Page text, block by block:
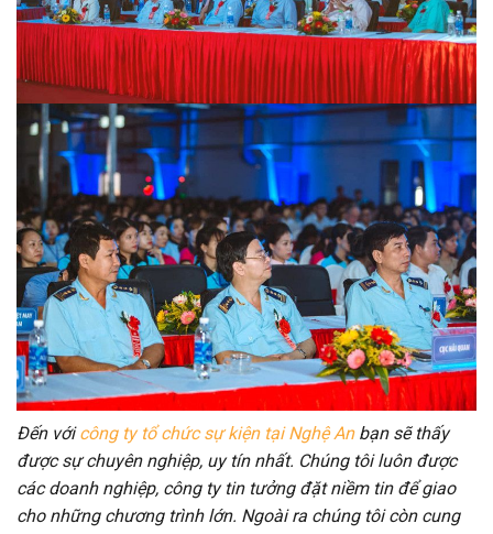
Đến vớicông ty tổ chức sự kiện tại Nghệ Anbạn sẽ thấy
được sự chuyên nghiệp, uy tín nhất. Chúng tôi luôn được
các doanh nghiệp, công ty tin tưởng đặt niềm tin để giao
cho những chương trình lớn. Ngoài ra chúng tôi còn cung